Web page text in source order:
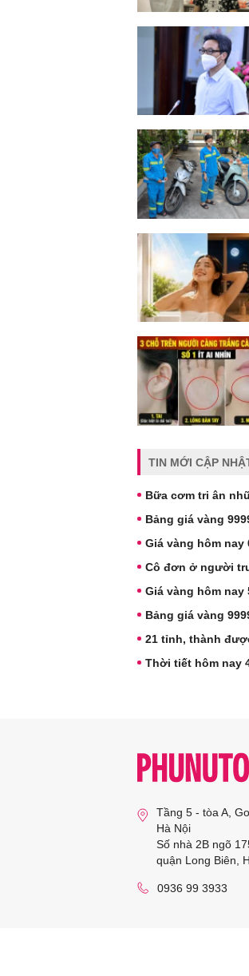
TIN MỚI CẬP
Bữa cơm tri ân
Bảng giá vàng
Giá vàng hôm
Cô đơn ở người
Giá vàng hôm
Bảng giá vàng
21 tỉnh, thành
Thời tiết hôm nay
Tầng 5 - tòa A,
Hà Nội
Số nhà 2B ngõ
quận Long Biên,
0936 99 3933